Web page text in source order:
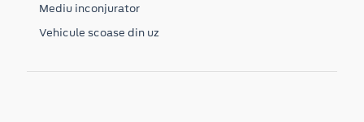
Mediu inconjurator
Vehicule scoase din uz